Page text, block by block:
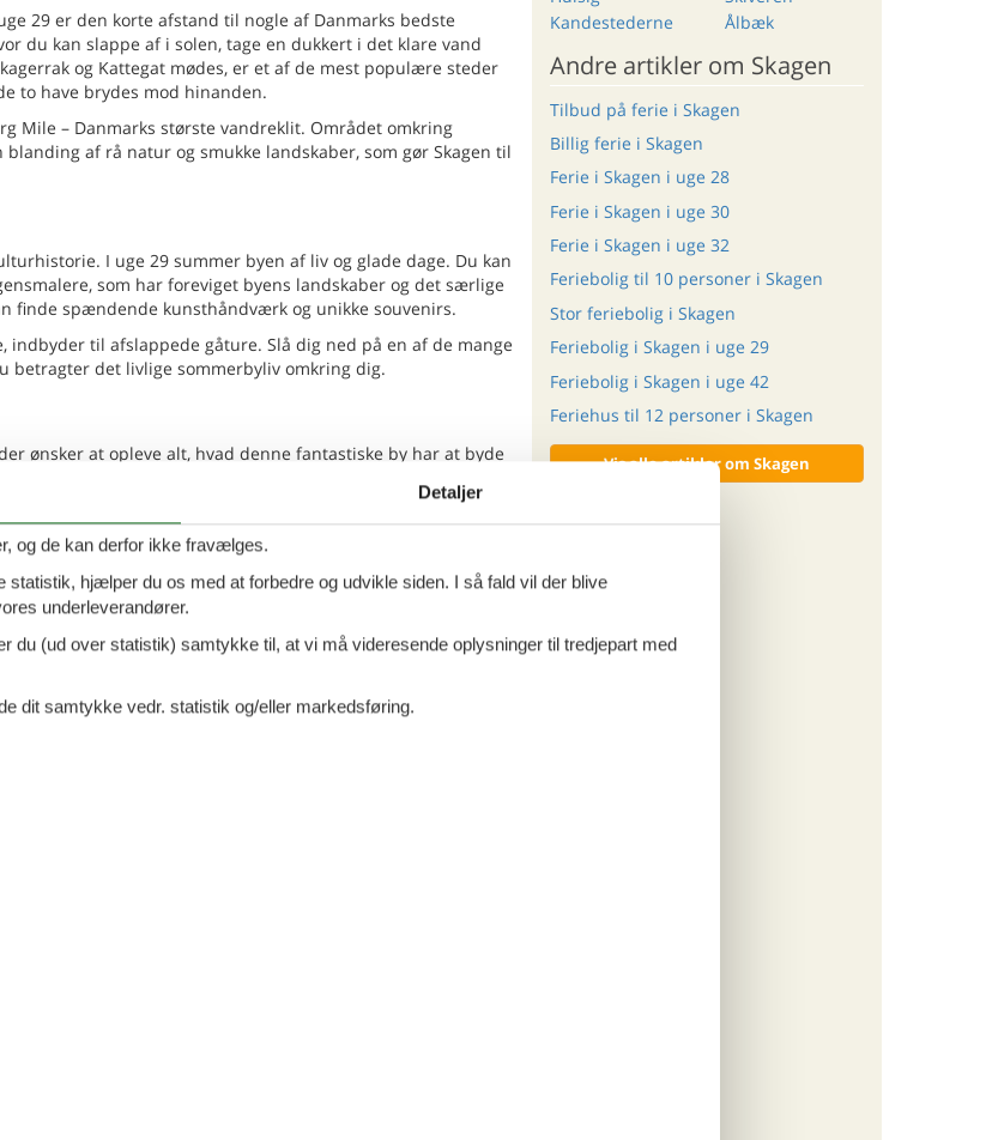
29 er den korte afstand til nogle af Danmarks bedste
du kan slappe af i solen, tage en dukkert i det klare vand
og Kattegat mødes, er et af de mest populære steder
to have brydes mod hinanden.
Mile – Danmarks største vandreklit. Området omkring
af rå natur og smukke landskaber, som gør Skagen til
I uge 29 summer byen af liv og glade dage. Du kan
som har foreviget byens landskaber og det særlige
finde spændende kunsthåndværk og unikke souvenirs.
indbyder til afslappede gåture. Slå dig ned på en af de mange
betragter det livlige sommerbyliv omkring dig.
ønsker at opleve alt, hvad denne fantastiske by har at byde
begge verdener – en rolig base og nem adgang til
bedste uge i en komfortabel ferielejlighed.
med stor
Skagen
af Skagen By i et roligt kvarter ligger
på førstesalen i stor villa. Den
fremtræder
Tilføj til favoritter
7 overnatninger
Kandestederne
Ålbæk
Andre artikler om Skagen
Tilbud på ferie i Skagen
Billig ferie i Skagen
Ferie i Skagen i uge 28
Ferie i Skagen i uge 30
Ferie i Skagen i uge 32
Feriebolig til 10 personer i Skagen
Stor feriebolig i Skagen
Feriebolig i Skagen i uge 29
Feriebolig i Skagen i uge 42
Feriehus til 12 personer i Skagen
Vis alle artikler om Skagen
Detaljer
og de kan derfor ikke fravælges.
hjælper du os med at forbedre og udvikle siden. I så fald vil der blive
underleverandører.
du (ud over statistik) samtykke til, at vi må videresende oplysninger til tredjepart med
dit samtykke vedr. statistik og/eller markedsføring.